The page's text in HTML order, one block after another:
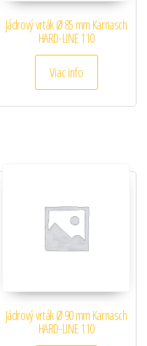
Jádrový vrták Ø 85 mm Karnasch
HARD-LINE 110
Viac info
Jádrový vrták Ø 90 mm Karnasch
HARD-LINE 110